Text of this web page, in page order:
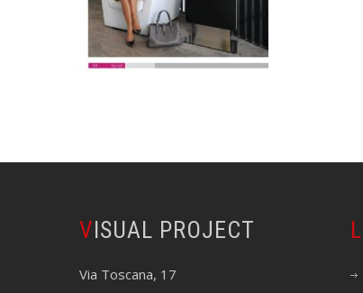
VISUAL PROJECT
Via Toscana, 17